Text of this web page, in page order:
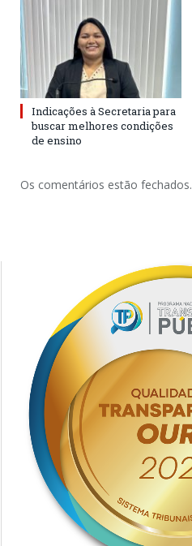
Indicações à Secretaria para
buscar melhores condições
de ensino
Os comentários estão fechados.